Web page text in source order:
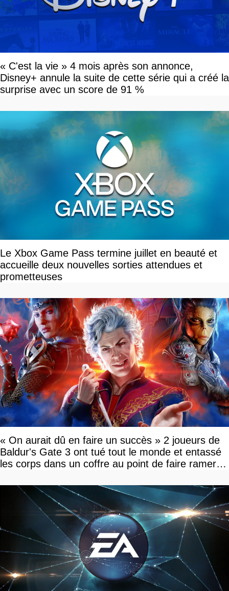
« C'est la vie » 4 mois après son annonce,
Disney+ annule la suite de cette série qui a créé la
surprise avec un score de 91 %
Le Xbox Game Pass termine juillet en beauté et
accueille deux nouvelles sorties attendues et
prometteuses
« On aurait dû en faire un succès » 2 joueurs de
Baldur's Gate 3 ont tué tout le monde et entassé
les corps dans un coffre au point de faire ramer le